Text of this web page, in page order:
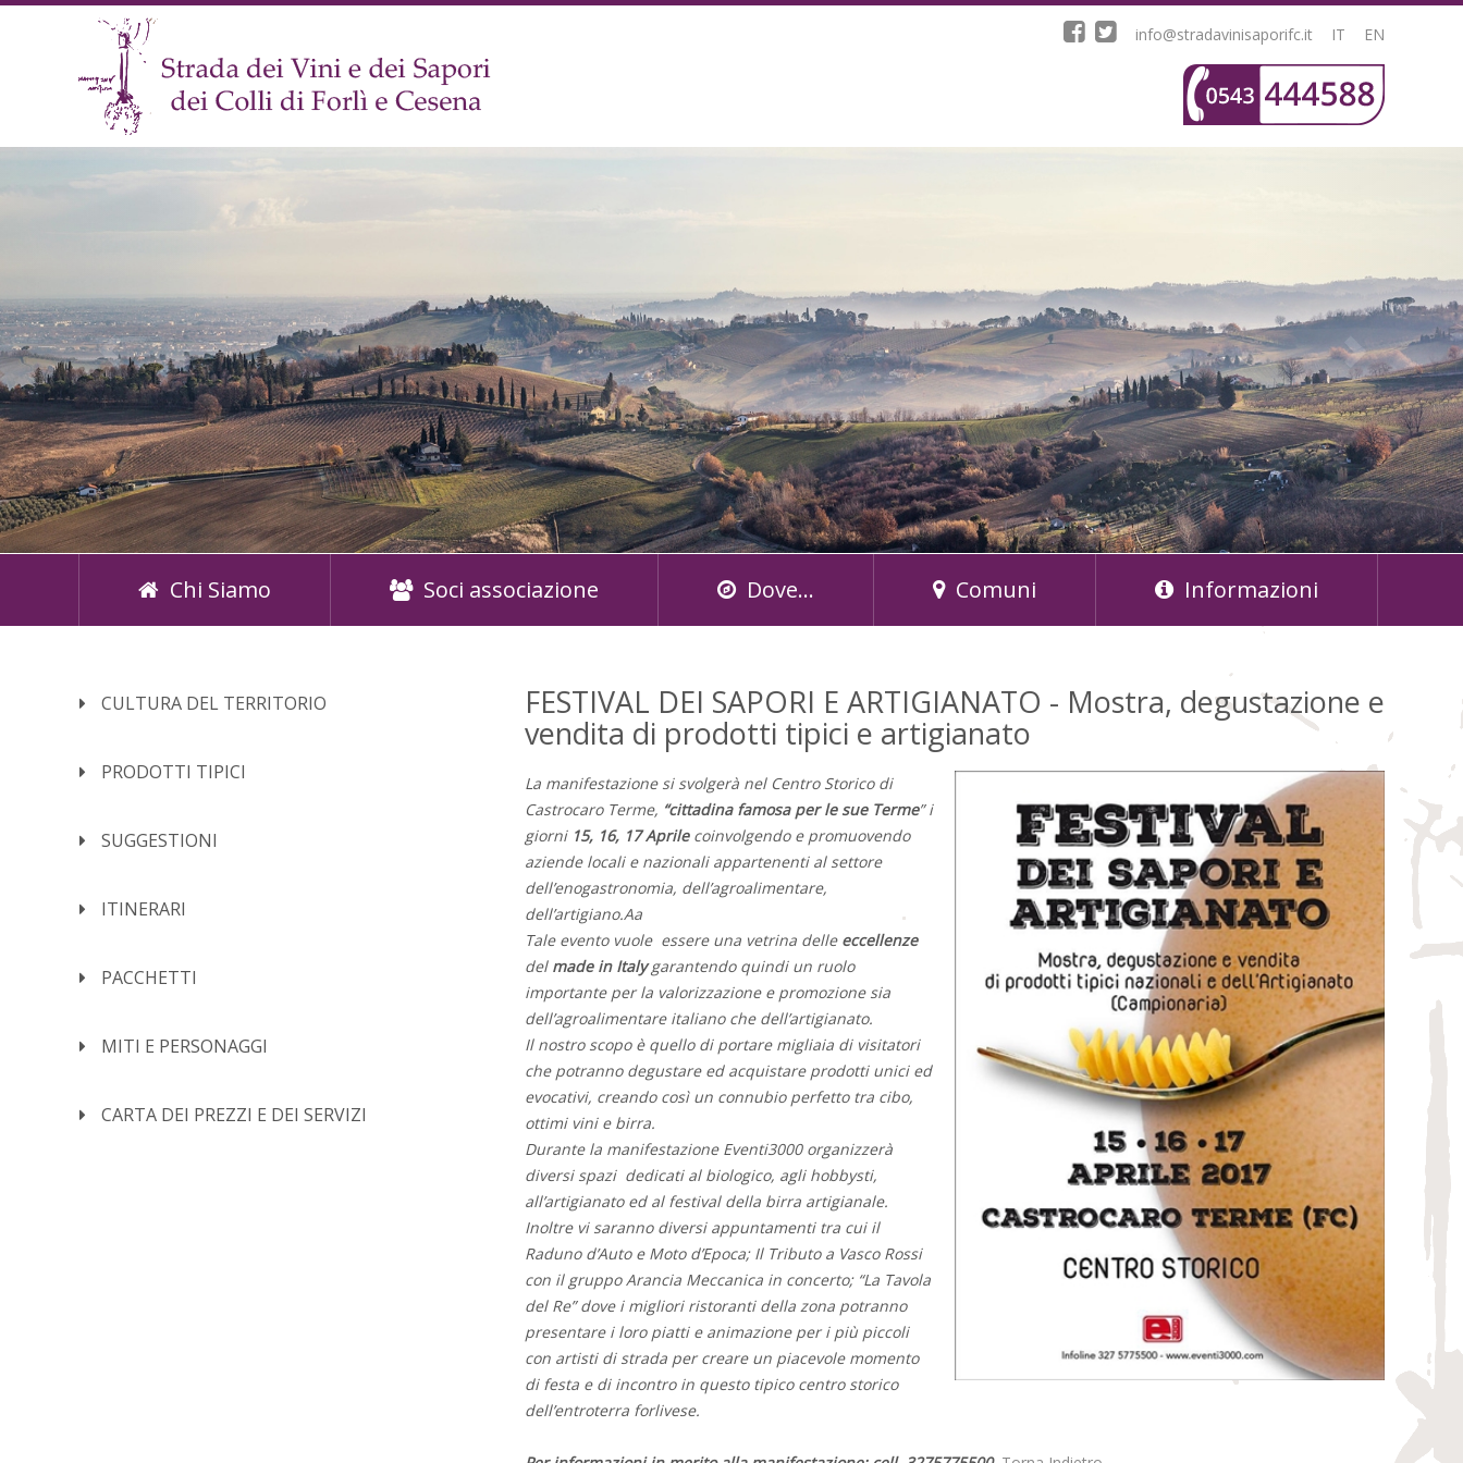
info@stradavinisaporifc.it IT EN
Chi Siamo Soci associazione Dove... Comuni Informazioni
CULTURA DEL TERRITORIO
PRODOTTI TIPICI
SUGGESTIONI
ITINERARI
PACCHETTI
MITI E PERSONAGGI
CARTA DEI PREZZI E DEI SERVIZI
FESTIVAL DEI SAPORI E ARTIGIANATO - Mostra, degustazione e
vendita di prodotti tipici e artigianato
La manifestazione si svolgerà nel Centro Storico di
Castrocaro Terme, “cittadina famosa per le sue Terme” i
giorni 15, 16, 17 Aprilecoinvolgendo e promuovendo
aziende locali e nazionali appartenenti al settore
dell’enogastronomia, dell’agroalimentare,
dell’artigiano.Aa
Tale evento vuole essere una vetrina delle eccellenze
del made in Italygarantendo quindi un ruolo
importante per la valorizzazione e promozione sia
dell’agroalimentare italiano che dell’artigianato.
Il nostro scopo è quello di portare migliaia di visitatori
che potranno degustare ed acquistare prodotti unici ed
evocativi, creando così un connubio perfetto tra cibo,
ottimi vini e birra.
Durante la manifestazione Eventi3000 organizzerà
diversi spazi dedicati al biologico, agli hobbysti,
all’artigianato ed al festival della birra artigianale.
Inoltre vi saranno diversi appuntamenti tra cui il
Raduno d’Auto e Moto d’Epoca; Il Tributo a Vasco Rossi
con il gruppo Arancia Meccanica in concerto; “La Tavola
del Re” dove i migliori ristoranti della zona potranno
presentare i loro piatti e animazione per i più piccoli
con artisti di strada per creare un piacevole momento
di festa e di incontro in questo tipico centro storico
dell’entroterra forlivese.